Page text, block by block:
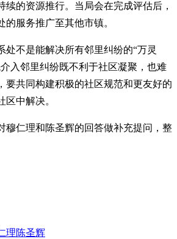
续的资源推行。当局会在完成评估后，
的服务推广至其他市镇。
处不是能解决所有邻里纠纷的“万灵
入邻里纠纷既不利于社区凝聚，也难
要共同构建积极的社区规范和更友好的
区中解决。
穆仁理和陈圣辉的回答做补充提问，整
理陈圣辉